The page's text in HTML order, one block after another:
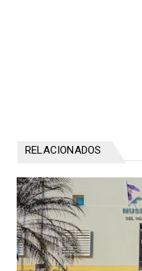
RELACIONADOS